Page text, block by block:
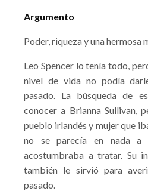
Argumento
Poder, riqueza y una hermosa
Leo Spencer lo tenía todo,
nivel de vida no podía
pasado. La búsqueda de
conocer a Brianna Sullivan,
pueblo irlandés y mujer que
no se parecía en nada a
acostumbraba a tratar. Su
también le sirvió para
pasado.